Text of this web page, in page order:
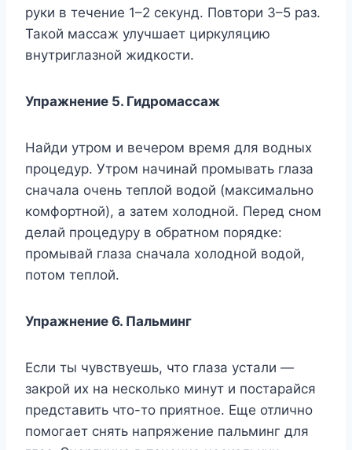
руки в течение 1–2 секунд. Повтори 3–5 раз.
Такой массаж улучшает циркуляцию
внутриглазной жидкости.
Упражнение 5. Гидромассаж
Найди утром и вечером время для водных
процедур. Утром начинай промывать глаза
сначала очень теплой водой (максимально
комфортной), а затем холодной. Перед сном
делай процедуру в обратном порядке:
промывай глаза сначала холодной водой,
потом теплой.
Упражнение 6. Пальминг
Если ты чувствуешь, что глаза устали —
закрой их на несколько минут и постарайся
представить что-то приятное. Еще отлично
помогает снять напряжение пальминг для